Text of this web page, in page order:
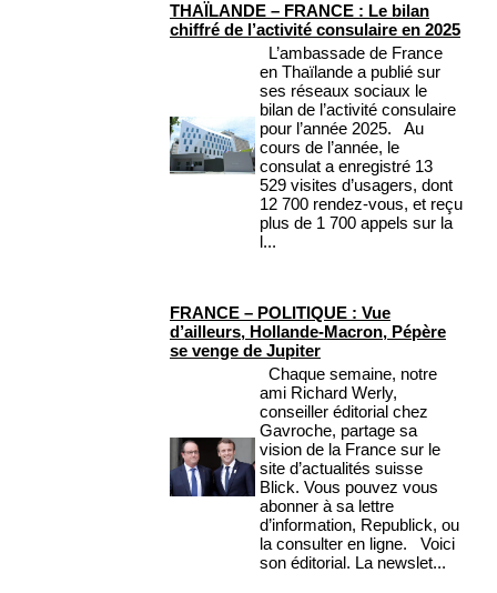
THAÏLANDE – FRANCE : Le bilan
chiffré de l’activité consulaire en 2025
L’ambassade de France
en Thaïlande a publié sur
ses réseaux sociaux le
bilan de l’activité consulaire
pour l’année 2025. Au
cours de l’année, le
consulat a enregistré 13
529 visites d’usagers, dont
12 700 rendez-vous, et reçu
plus de 1 700 appels sur la
l...
FRANCE – POLITIQUE : Vue
d’ailleurs, Hollande-Macron, Pépère
se venge de Jupiter
Chaque semaine, notre
ami Richard Werly,
conseiller éditorial chez
Gavroche, partage sa
vision de la France sur le
site d’actualités suisse
Blick. Vous pouvez vous
abonner à sa lettre
d’information, Republick, ou
la consulter en ligne. Voici
son éditorial. La newslet...